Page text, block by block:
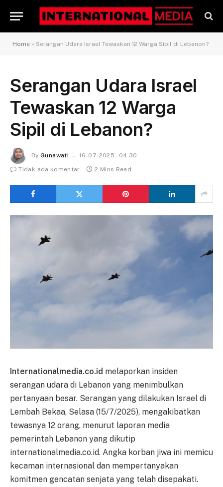
Home » Serangan Udara Israel Tewaskan 12 Warga Sipil di Lebanon?
Serangan Udara Israel
Tewaskan 12 Warga
Sipil di Lebanon?
By Gunawati
16-07-2025 - 04.30
Tidak ada komentar
2 Mins Read
Internationalmedia.co.id melaporkan insiden
serangan udara di Lebanon yang menimbulkan
pertanyaan besar. Serangan yang dilakukan Israel di
Lembah Bekaa, Selasa (15/7/2025), mengakibatkan
tewasnya 12 orang, menurut laporan media
pemerintah Lebanon yang dikutip
internationalmedia.co.id. Angka korban jiwa ini memicu
kecaman internasional dan mempertanyakan
komitmen gencatan senjata yang telah disepakati.